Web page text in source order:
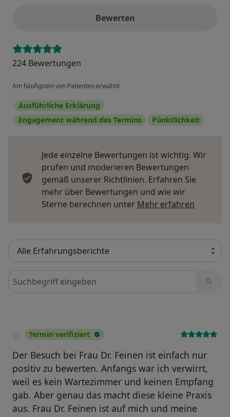
Bewerten
224 Bewertungen
Am häufigsten von Patienten erwähnt
Ausführliche Erklärung
Engagement während des Termins
Pünktlichkeit
Jede einzelne Bewertungen ist wichtig. Wir
prüfen und moderieren Bewertungen
gemäß unserer Richtlinien. Erfahren Sie
mehr über Bewertungen und wie wir
Sterne berechnen unter Mehr erfahren
Bewertungen durchsuchen
Termin verifiziert
Der Besuch bei Frau Dr. Feinen ist einfach nur
positiv zu bewerten. Anfangs war ich verwirrt,
weil es kein Wartezimmer und keinen Empfang
gab. Aber genau das macht diese kleine Praxis
aus. Frau Dr. Feinen ist auf mich und meine